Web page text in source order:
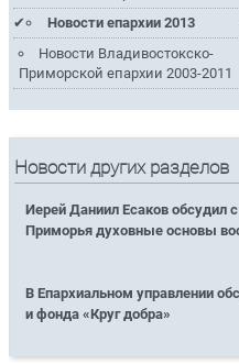
Новости епархии 2013
Новости Владивостокско-
Приморской епархии 2003-2011
Новости других разделов
Иерей Даниил Есаков обсудил
Приморья духовные основы
В Епархиальном управлении
и фонда «Круг добра»